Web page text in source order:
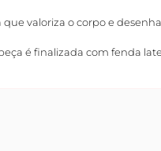
valoriza o corpo e
é finalizada com fenda